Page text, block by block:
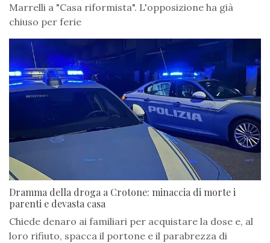
Marrelli a "Casa riformista". L'opposizione ha già
chiuso per ferie
Dramma della droga a Crotone: minaccia di morte i
parenti e devasta casa
Chiede denaro ai familiari per acquistare la dose e, al
loro rifiuto, spacca il portone e il parabrezza di